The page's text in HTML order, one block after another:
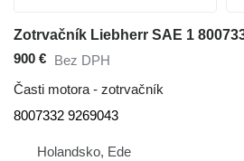
900 € Bez DPH
Časti motora - zotrvačník
8007332 9269043
Holandsko, Ede